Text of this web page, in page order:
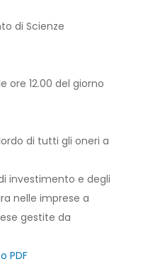
di Scienze
ore 12.00 del giorno
di tutti gli oneri a
investimento e degli
nelle imprese a
gestite da
PDF